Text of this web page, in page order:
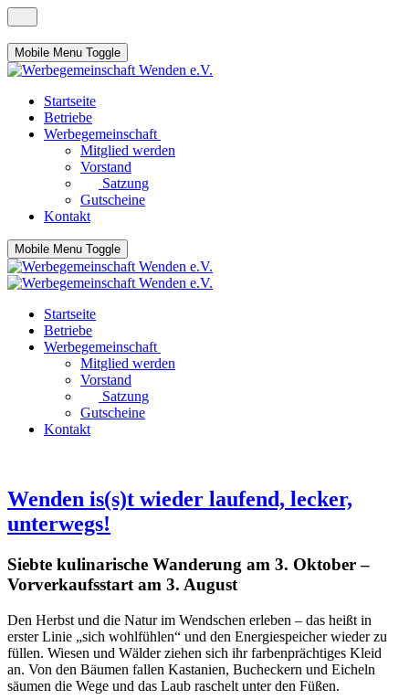
Mobile Menu Toggle
Startseite
Betriebe
Werbegemeinschaft
Mitglied werden
Vorstand
Satzung
Gutscheine
Kontakt
Mobile Menu Toggle
Startseite
Betriebe
Werbegemeinschaft
Mitglied werden
Vorstand
Satzung
Gutscheine
Kontakt
Wenden is(s)t wieder laufend, lecker,
unterwegs!
Siebte kulinarische Wanderung am 3. Oktober –
Vorverkaufsstart am 3. August
Den Herbst und die Natur im Wendschen erleben – das heißt in
erster Linie „sich wohlfühlen“ und den Energiespeicher wieder zu
füllen. Wiesen und Wälder ziehen sich ihr farbenprächtiges Kleid
an. Von den Bäumen fallen Kastanien, Bucheckern und Eicheln
säumen die Wege und das Laub raschelt unter den Füßen.